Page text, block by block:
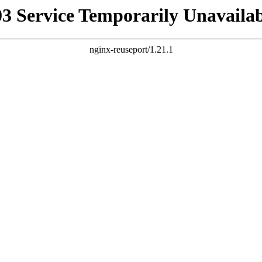
Service Temporarily
nginx-reuseport/1.21.1